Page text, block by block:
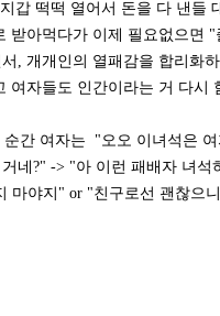
갑 떡떡 열어서 돈을 다 낸들
받아먹다가 이제 필요없으면
, 개개인의 열패감을 합리화
여자들도 인간이라는 거 다시
간 여자는 "오오 이녀석은
네?" -> "아 이런 패배자 녀
마야지" or "친구로선 괜찮으